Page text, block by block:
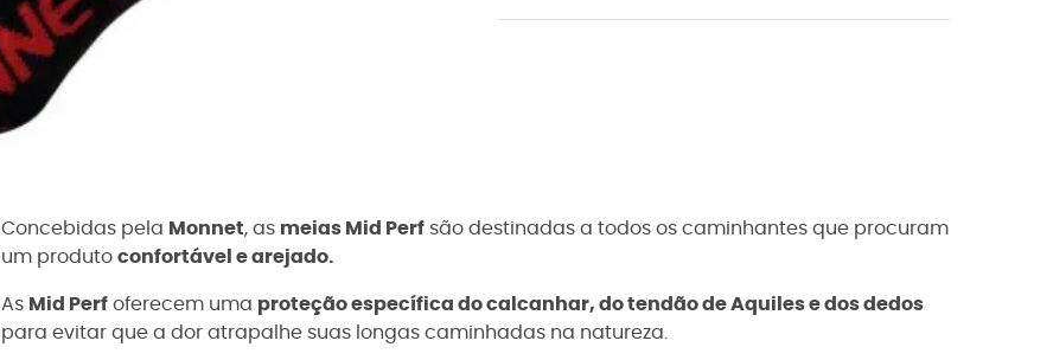
Concebidas pela Monnet, as meias Mid Perf são destinadas a todos os caminhantes que procuram
um produto confortável e arejado.
As Mid Perf oferecem uma proteção específica do calcanhar, do tendão de Aquiles e dos dedos
para evitar que a dor atrapalhe suas longas caminhadas na natureza.